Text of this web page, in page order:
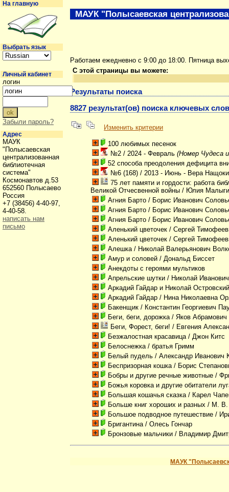
Работаем ежедневно с 9:00 до 18:00. Пятница
С этой страницы вы можете:
Результаты поиска
8827 результат(ов) поиска ключевых
Изменить критерии
100 любимых песенок
№2 / 2024 - Февраль (Номер Чудеса
52 способа преодоления дефицита
№6 (168) / 2013 - Июнь - Вера
75 лет памяти и гордости: работа
Великой Отчесвенной войны / Юлия
Агния Барто / Борис Иванович
Агния Барто / Борис Иванович
Агния Барто / Борис Иванович
Аленький цветочек / Сергей
Аленький цветочек / Сергей
Алешка/ Николай Валерьянович
Амур и соловей / Дональд Биссет
Анекдоты с героями мультиков
Апрельские шутки / Николай
Аркадий Гайдар и Николай
Аркадий Гайдар / Нина Николаевна
Бакенщик / Константин Георгиевич
Беги, беги, дорожка/ Яков Абрамович
Беги, Форест, беги! / Евгения
Безжалостная красавица/ Джон Китс
Белоснежка/ братья Гримм
Белый пудель / Александр Иванович
Беспризорная кошка/ Борис
Бобры и другие речные животные /
Божья коровка и другие обитатели
Большая кошачья сказка/ Карел
Больше книг хороших и разных / М. В.
Большое подводное путешествие /
Бригантина/ Олесь Гончар
Бронзовые мальчики / Владимир
МАУК
МАУК "Полысаевская
На главную
Выбрать язык
Личный кабинет
логин
Забыли пароль?
Адрес
МАУК
"Полысаевская
централизованная
библиотечная
система"
Космонавтов д.53
652560 Полысаево
Россия
+7 (38456) 4-40-97,
4-40-58.
написать нам
письмо